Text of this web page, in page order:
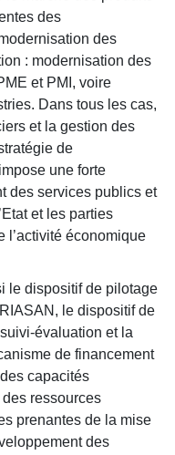
des
des
: modernisation des
et PMI, voire
Dans tous les cas,
et la gestion des
de
une forte
des services publics et
et les parties
l’activité économique
le dispositif de pilotage
le dispositif de
évaluation et la
de financement
capacités
ressources
prenantes de la mise
des